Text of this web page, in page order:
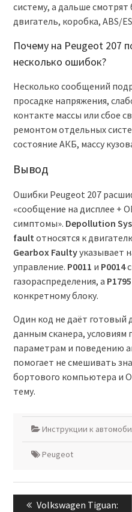
систему, а дальше смотрят
двигатель, коробка, ABS/
Почему на Peugeot 207
несколько ошибок?
Несколько сообщений
просадке напряжения,
контакте массы или сбое
ремонтом отдельных
состояние АКБ, массу
Вывод
Ошибки Peugeot 207
«сообщение на дисплее +
симптомы». Depollution
fault относятся к
Gearbox Faultyуказывает
управление. P0011 и P0014
газораспределения, а P1795
конкретному блоку.
Один код не даёт готовый
данным сканера,
параметрам и поведению
помогает не смешивать
бортового компьютера и
тему.
Инструкции к
Peugeot
Навигация
Previous
Volkswagen Tiguan: